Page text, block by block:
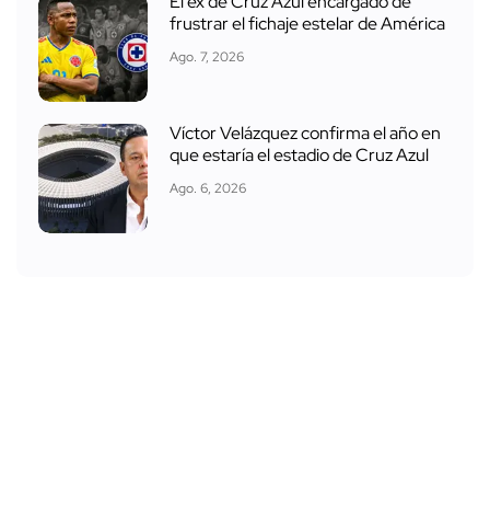
frustrar el fichaje estelar de América
Ago. 7, 2026
Víctor Velázquez confirma el año en
que estaría el estadio de Cruz Azul
Ago. 6, 2026